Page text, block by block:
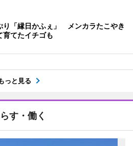
り「縁日かふぇ」 メンカラたこやき
育てたイチゴも
っと見る
す・働く